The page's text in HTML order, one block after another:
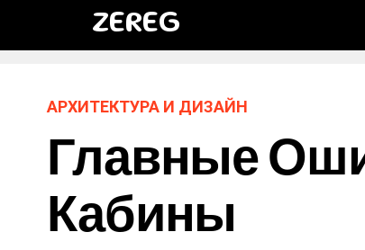
ZEREG
АРХИТЕКТУРА И ДИЗАЙН
Главные
Кабины